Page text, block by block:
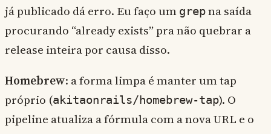
já publicado dá erro. Eu faço um grepna saída
procurando “already exists” pra não quebrar a
release inteira por causa disso.
Homebrew: a forma limpa é manter um tap
próprio (akitaonrails/homebrew-tap). O
pipeline atualiza a fórmula com a nova URL e o